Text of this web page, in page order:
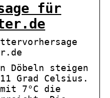
für
Döbeln steigen
Grad Celsius.
7°C die